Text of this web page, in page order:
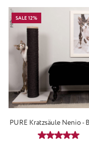
SALE 12%
PURE Kratzsäule Nenio -